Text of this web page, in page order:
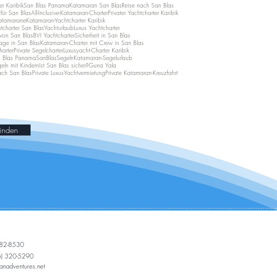
KaribikSan Blas PanamaKatamaran San BlasReise nach San Blas
San BlasAll-Inclusive-Katamaran-CharterPrivater Yachtcharter Karibik
Katamaran-Yachtcharter Karibik
San BlasYachturlaubLuxus Yachtcharter
San BlasBVI YachtcharterSicherheit in San Blas
in San BlasKatamaran-Charter mit Crew in San Blas
Private SegelcharterLuxusyacht-Charter Karibik
Blas PanamaSanBlasSegelnKatamaran-Segelurlaub
mit KindernIst San Blas sicher?Guna Yala
San BlasPrivate Luxus-YachtvermietungPrivate Katamaran-Kreuzfahrt
8530
320-5290